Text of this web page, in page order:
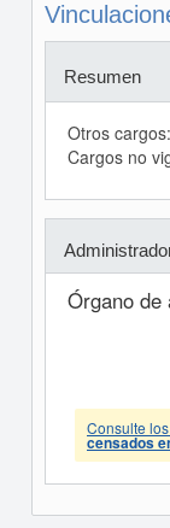
Resumen
Otros cargos:
Cargos no
Órgano de
Consulte los
censados